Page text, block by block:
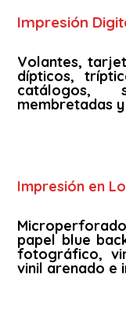
Impresión
Volantes,
dípticos,
catálogos,
membretadas
Impresión en
papel blue
fotográfico,
vinil arenado e